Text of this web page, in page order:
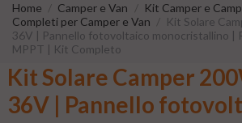
Home Camper e Van Kit Camper e
Completi per Camper e Van
Kit Solare
36V | Pannello fotovoltaico monocristallino |
MPPT | Kit Completo
Kit Solare Camper
36V | Pannello